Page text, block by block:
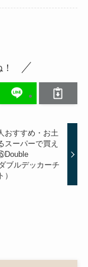
おすすめ・お土
スーパーで買え
ブルデッカーチ